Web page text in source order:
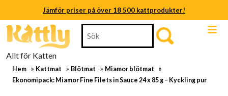
Jämför priser på över 18 500 kattprodukter!
Jämför priser på över 18 500 kattprodukter!
Jämför priser på över 18 500 kattprodukter!
Jämför priser på över 18 500 kattprodukter!
Skip
Allt för Katten
for:
Hem » Kattmat » Blötmat » Miamor blötmat »
Ekonomipack: Miamor Fine Filets in Sauce 24 x 85 g – Kyckling pur